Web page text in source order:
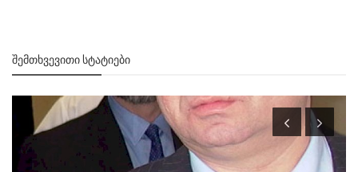
ᲨᲔᲛᲗᲮᲕᲔᲕᲘᲗᲘ ᲡᲢᲐᲢᲘᲔᲑᲘ